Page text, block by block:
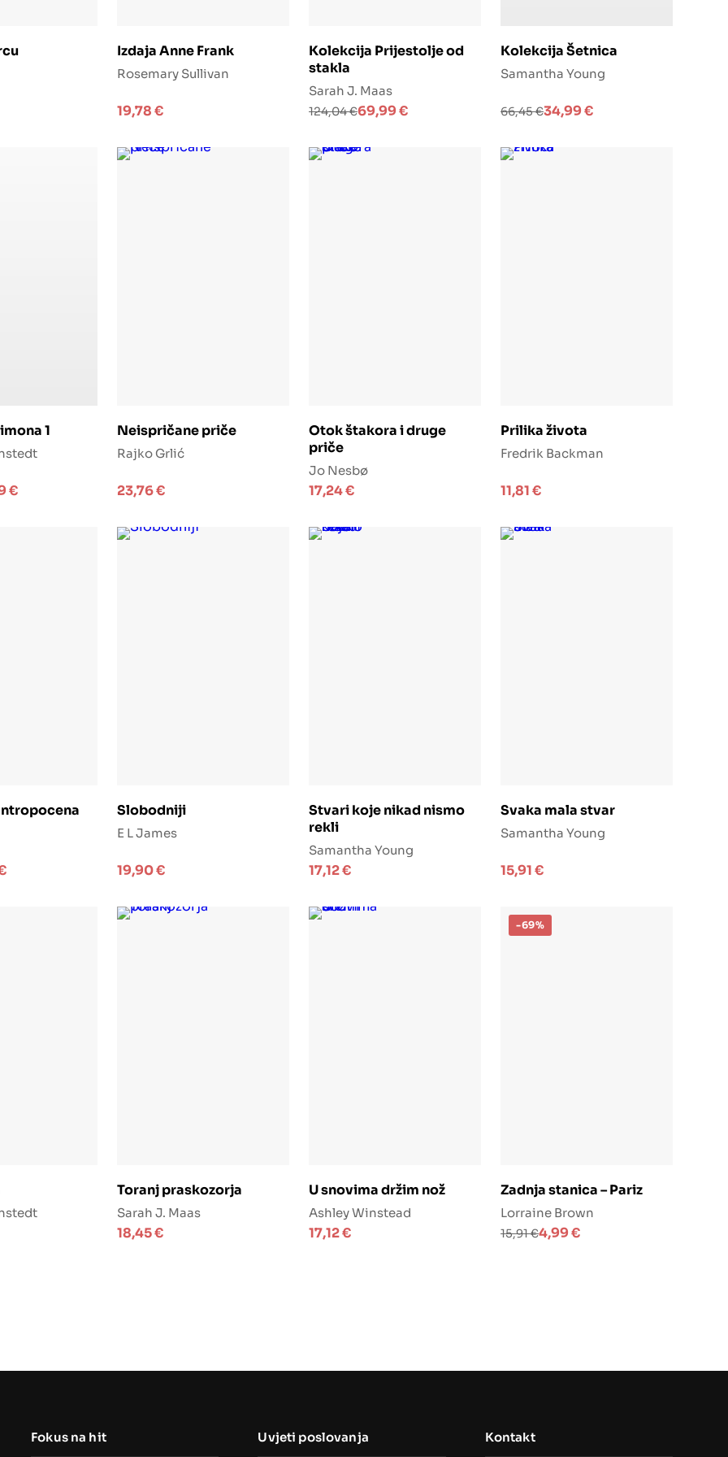
Izdaja Anne Frank
Rosemary Sullivan
19,78€
Kolekcija Prijestolje od
stakla
Sarah J. Maas
124,04€
Izvorna
je:
124,04 €.
69,99€
Trenutna
69,99 €.
Dodaj u košaricu
Kolekcija Šetnica
Samantha Young
66,45€
Izvorna
je:
66,45 €.
34,99€
Trenutna
34,99 €.
1
€
Neispričane priče
Rajko Grlić
23,76€
Otok štakora i druge
priče
Jo Nesbø
17,24€
Prilika života
Fredrik Backman
11,81€
Slobodniji
E L James
19,90€
Stvari koje nikad nismo
rekli
Samantha Young
17,12€
Svaka mala stvar
Samantha Young
15,91€
Toranj praskozorja
Sarah J. Maas
18,45€
U snovima držim nož
Ashley Winstead
17,12€
-69%
Zadnja stanica – Pariz
Lorraine Brown
15,91€
Izvorna4,99€
Trenutna
Fokus na hit Uvjeti poslovanja Kontakt